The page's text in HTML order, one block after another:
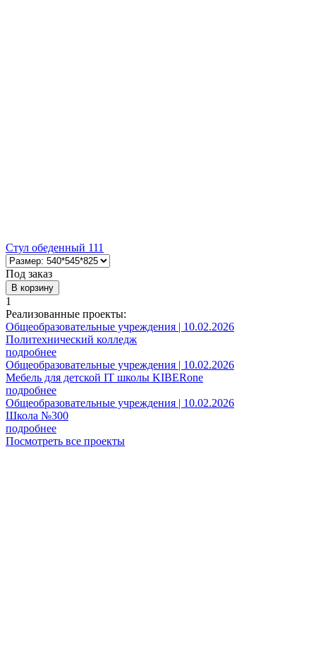
Стул обеденный 111
Под заказ
В корзину
1
Реализованные проекты:
Общеобразовательные учреждения | 10.02.2026
Политехнический колледж
подробнее
Общеобразовательные учреждения | 10.02.2026
Мебель для детской IT школы KIBERone
подробнее
Общеобразовательные учреждения | 10.02.2026
Школа №300
подробнее
Посмотреть все проекты